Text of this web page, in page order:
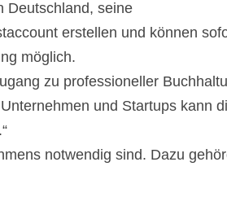
Deutschland, seine
erstellen und können
möglich.
zu professioneller
und Startups kann
notwendig sind. Dazu